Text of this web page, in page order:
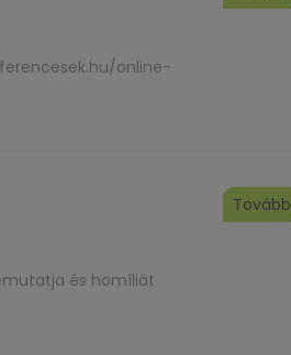
online-
és homíliát
Tovább